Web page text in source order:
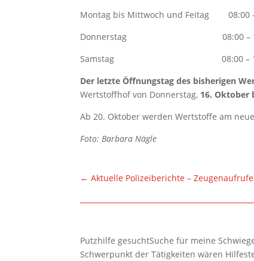
Montag bis Mittwoch und Feitag 08:00
Donnerstag 08:00 –
Samstag 08:00 –
Der letzte Öffnungstag des bisherigen
Wertstoffhof von Donnerstag, 16. Oktober
Ab 20. Oktober werden Wertstoffe am
Foto: Barbara Nägle
←Aktuelle Polizeiberichte –
Putzhilfe gesuchtSuche für meine
Schwerpunkt der Tätigkeiten wären